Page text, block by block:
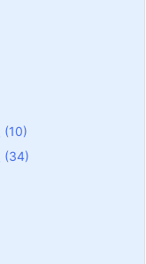
(10)
(34)